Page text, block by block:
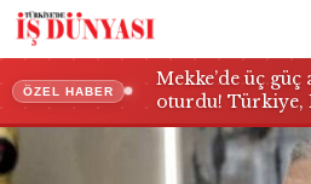
ÖZEL HABER
Mekke’de üç güç
oturdu! Türkiye,